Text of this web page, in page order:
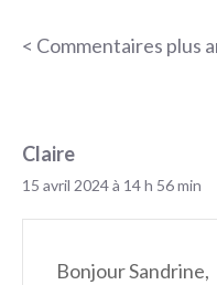
Navigation
< Commentaires plus
Claire
15 avril 2024 à 14 h 56 min
Bonjour Sandrine,